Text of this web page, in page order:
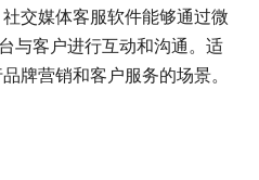
交媒体客服软件能够通过微
与客户进行互动和沟通。适
牌营销和客户服务的场景。